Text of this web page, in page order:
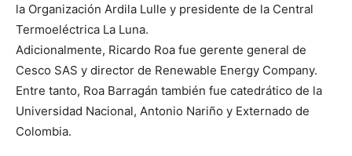
la Organización Ardila Lulle y presidente de la Central
Termoeléctrica La Luna.
Adicionalmente, Ricardo Roa fue gerente general de
Cesco SAS y director de Renewable Energy Company.
Entre tanto, Roa Barragán también fue catedrático de la
Universidad Nacional, Antonio Nariño y Externado de
Colombia.